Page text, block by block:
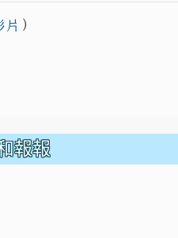
片 ）
https://
https://drive.google.com/
報報